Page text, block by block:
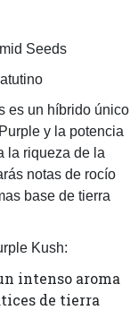
Seeds
es un híbrido único
y la potencia
la riqueza de la
notas de rocío
base de tierra
Kush:
intenso aroma
de tierra